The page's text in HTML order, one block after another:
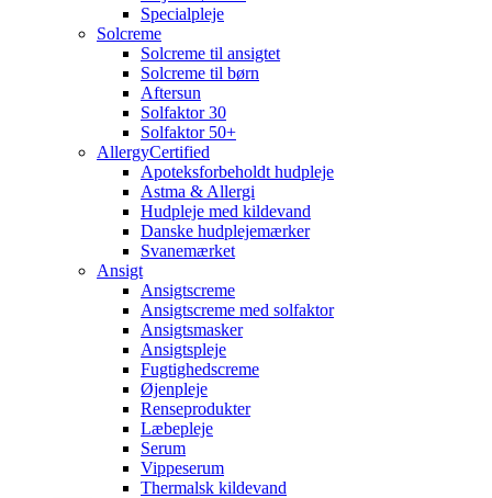
Specialpleje
Solcreme
Solcreme til ansigtet
Solcreme til børn
Aftersun
Solfaktor 30
Solfaktor 50+
AllergyCertified
Apoteksforbeholdt hudpleje
Astma & Allergi
Hudpleje med kildevand
Danske hudplejemærker
Svanemærket
Ansigt
Ansigtscreme
Ansigtscreme med solfaktor
Ansigtsmasker
Ansigtspleje
Fugtighedscreme
Øjenpleje
Renseprodukter
Læbepleje
Serum
Vippeserum
Thermalsk kildevand